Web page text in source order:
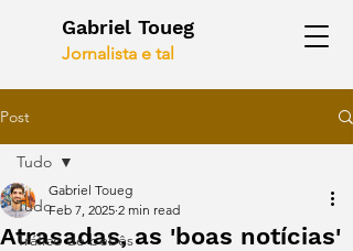
Gabriel Toueg
Jornalista e tal
Post
Tudo
Tráfico de bebês
Tudo
Atrasadas, as 'boas notícias'
Gabriel Toueg
Feb 7, 2025 2 min read